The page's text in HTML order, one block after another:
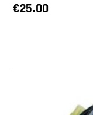
€25.00